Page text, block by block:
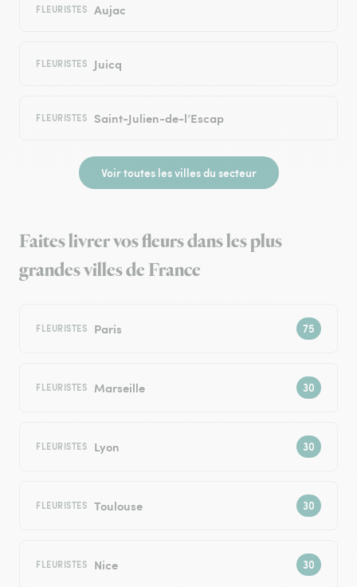
FLEURISTES Aujac
FLEURISTES Juicq
FLEURISTES Saint-Julien-de-l’Escap
Voir toutes les villes du secteur
Faites livrer vos fleurs dans les plus
grandes villes de France
FLEURISTES Paris
FLEURISTES Marseille
FLEURISTES Lyon
FLEURISTES Toulouse
FLEURISTES Nice